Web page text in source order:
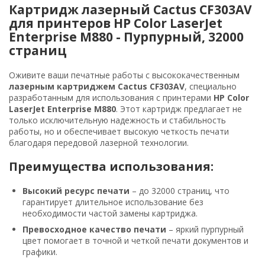
Картридж лазерный Cactus CF303AV
для принтеров HP Color LaserJet
Enterprise M880 - Пурпурный, 32000
страниц
Оживите ваши печатные работы с высококачественным
лазерным картриджем Cactus CF303AV, специально
разработанным для использования с принтерами HP Color
LaserJet Enterprise M880. Этот картридж предлагает не
только исключительную надежность и стабильность
работы, но и обеспечивает высокую четкость печати
благодаря передовой лазерной технологии.
Преимущества использования:
Высокий ресурс печати – до 32000 страниц, что
гарантирует длительное использование без
необходимости частой замены картриджа.
Превосходное качество печати – яркий пурпурный
цвет помогает в точной и четкой печати документов и
графики.